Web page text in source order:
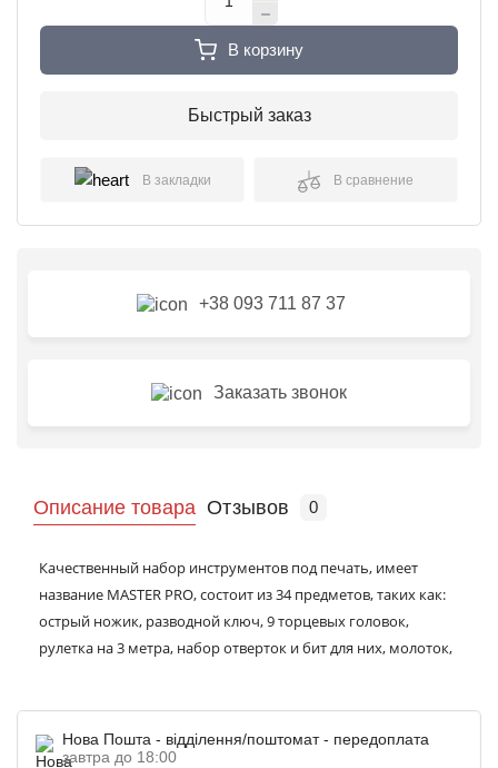
В корзину
Быстрый заказ
В закладки В сравнение
+38 093 711 87 37
Заказать звонок
Описание товара Отзывов 0
Качественный набор инструментов под печать, имеет
название MASTER PRO, состоит из 34 предметов, таких как:
острый ножик, разводной ключ, 9 торцевых головок,
рулетка на 3 метра, набор отверток и бит для них, молоток,
настоящий мужчина будет рад такому подарку. Часто
Нова Пошта - відділення/поштомат - передоплата
завтра до 18:00